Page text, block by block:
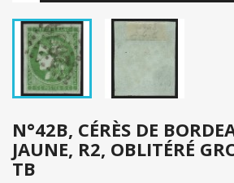
N°42B, CÉRÈS DE
JAUNE, R2, OBLITÉRÉ
TB